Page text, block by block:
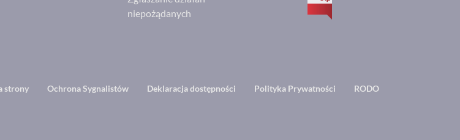
niepożądanych
BIP
strony Ochrona Sygnalistów Deklaracja dostępności Polityka Prywatności RODO